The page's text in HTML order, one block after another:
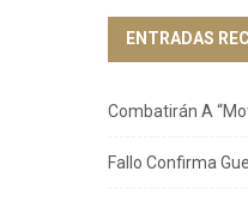
ENTRADAS
Combatirán A
Fallo Confirma